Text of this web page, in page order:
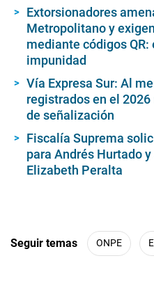
Extorsionadores
Metropolitano y
mediante códigos
impunidad
Vía Expresa Sur: Al
registrados en el
de señalización
Fiscalía Suprema
para Andrés Hurtado
Elizabeth Peralta
Seguir temas ONPE